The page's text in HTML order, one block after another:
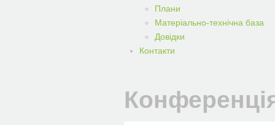
Плани
Матеріально-технічна база
Довідки
Контакти